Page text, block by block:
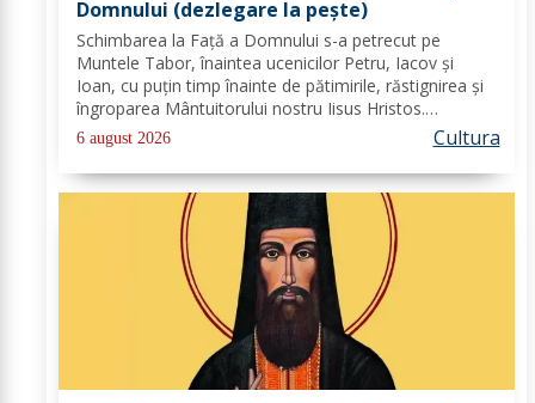
Domnului (dezlegare la peşte)
Schimbarea la Față a Domnului s-a petrecut pe
Muntele Tabor, înaintea ucenicilor Petru, Iacov și
Ioan, cu puțin timp înainte de pătimirile, răstignirea și
îngroparea Mântuitorului nostru Iisus Hristos.
Urcându-Se pe munte, Hristos-Domnul S-a depărtat
puţin de ucenici şi, suindu-Se pe un loc mai...
6 august 2026 Cultura